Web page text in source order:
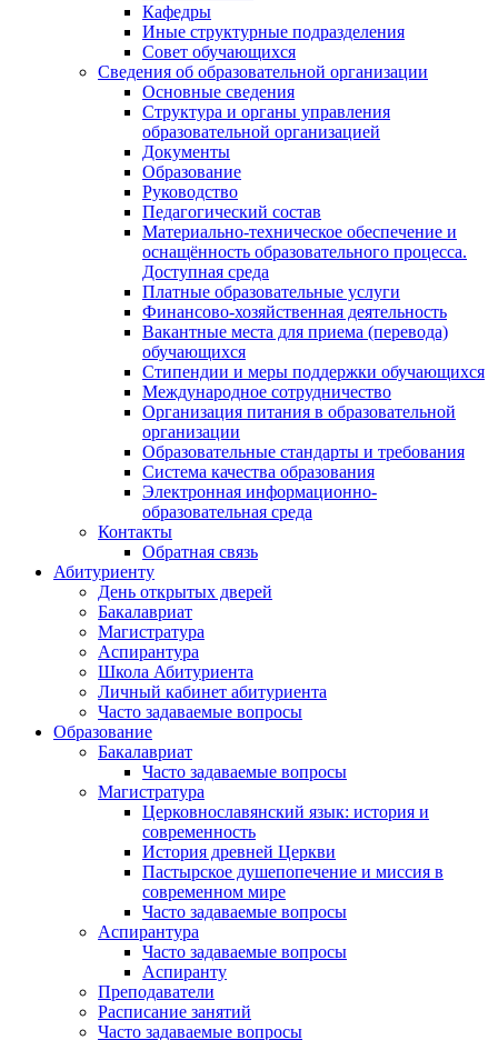
Кафедры
Иные структурные подразделения
Совет обучающихся
Сведения об образовательной организации
Основные сведения
Структура и органы управления
образовательной организацией
Документы
Образование
Руководство
Педагогический состав
Материально-техническое обеспечение и
оснащённость образовательного процесса.
Доступная среда
Платные образовательные услуги
Финансово-хозяйственная деятельность
Вакантные места для приема (перевода)
обучающихся
Стипендии и меры поддержки обучающихся
Международное сотрудничество
Организация питания в образовательной
организации
Образовательные стандарты и требования
Система качества образования
Электронная информационно-
образовательная среда
Контакты
Обратная связь
Абитуриенту
День открытых дверей
Бакалавриат
Магистратура
Аспирантура
Школа Абитуриента
Личный кабинет абитуриента
Часто задаваемые вопросы
Образование
Бакалавриат
Часто задаваемые вопросы
Магистратура
Церковнославянский язык: история и
современность
История древней Церкви
Пастырское душепопечение и миссия в
современном мире
Часто задаваемые вопросы
Аспирантура
Часто задаваемые вопросы
Аспиранту
Преподаватели
Расписание занятий
Часто задаваемые вопросы